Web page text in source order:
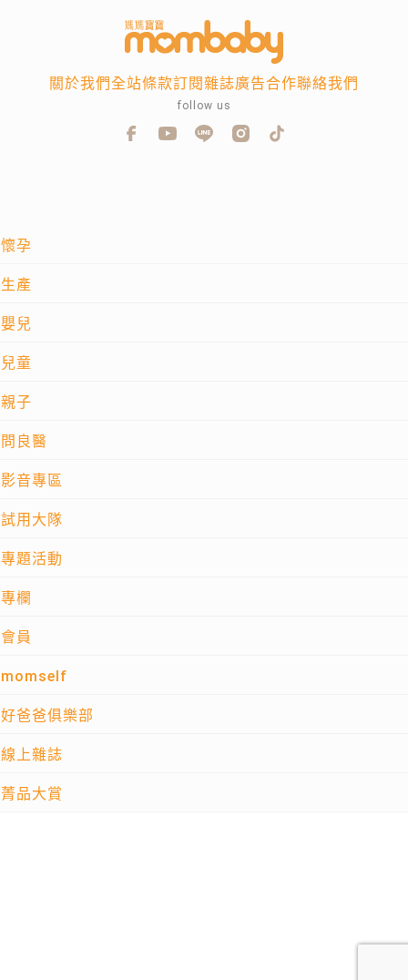
懷孕
生產
嬰兒
兒童
親子
問良醫
影音專區
試用大隊
專題活動
專欄
會員
momself
好爸爸俱樂部
線上雜誌
菁品大賞
關於我們全站條款訂閱雜誌廣告合作聯絡我們
follow us